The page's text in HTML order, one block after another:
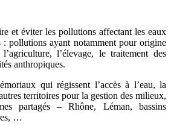
et éviter les pollutions affectant les eaux
: pollutions ayant notamment pour origine
l’élevage, le traitement des
anthropiques.
qui régissent l’accès à l’eau, la
territoires pour la gestion des milieux,
partagés – Rhône, Léman, bassins
…